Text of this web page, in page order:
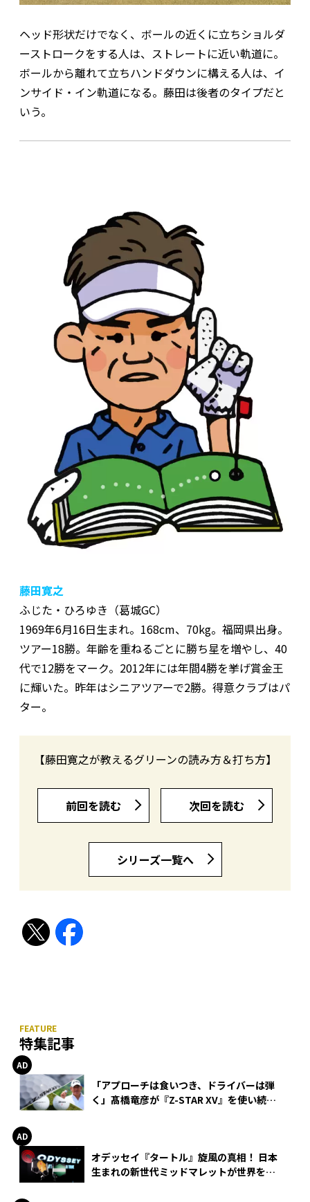
ヘッド形状だけでなく、ボールの近くに立ちショルダ
ーストロークをする人は、ストレートに近い軌道に。
ボールから離れて立ちハンドダウンに構える人は、イ
ンサイド・イン軌道になる。藤田は後者のタイプだと
いう。
藤田寛之
ふじた・ひろゆき（葛城GC）
1969年6月16日生まれ。168cm、70kg。福岡県出身。
ツアー18勝。年齢を重ねるごとに勝ち星を増やし、40
代で12勝をマーク。2012年には年間4勝を挙げ賞金王
に輝いた。昨年はシニアツアーで2勝。得意クラブはパ
ター。
【藤田寛之が教えるグリーンの読み方＆打ち方】
前回を読む 次回を読む
シリーズ一覧へ
特集記事
「アプローチは食いつき、ドライバーは弾
く」髙橋竜彦が『Z-STAR XV』を使い続け
オデッセイ『タートル』旋風の真相！ 日本
生まれの新世代ミッドマレットが世界を席